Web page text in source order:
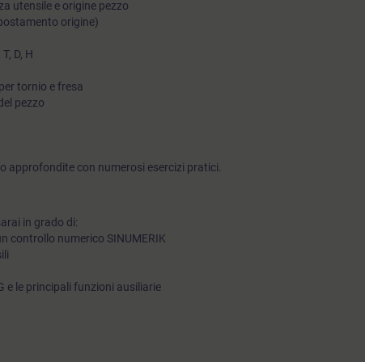
utensile e origine pezzo
origine)
D, H
tornio e fresa
pezzo
approfondite con numerosi esercizi pratici.
in grado di:
controllo numerico SINUMERIK
e le principali funzioni ausiliarie